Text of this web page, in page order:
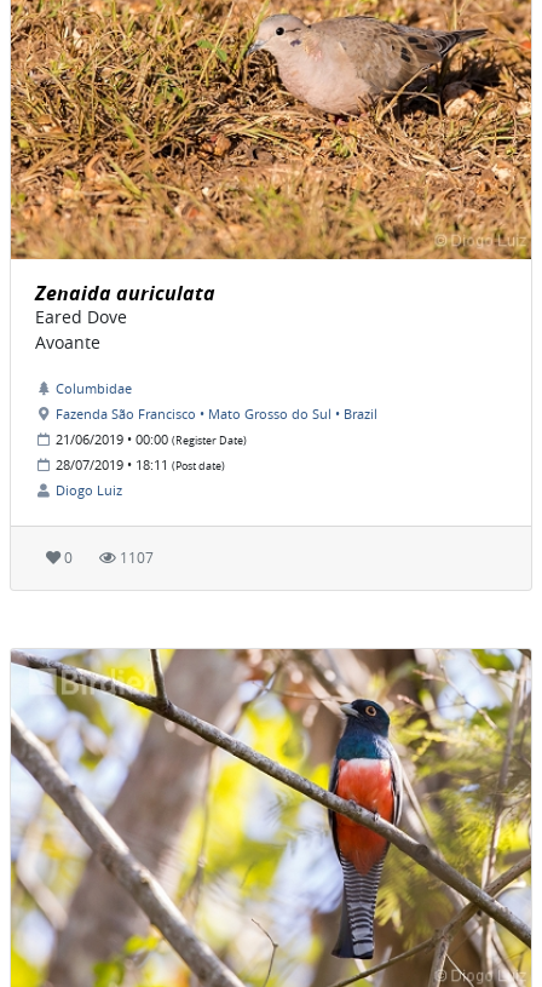
Zenaida auriculata
Eared Dove
Avoante
Columbidae
Fazenda São Francisco • Mato Grosso do Sul • Brazil
21/06/2019 • 00:00 (Register Date)
28/07/2019 • 18:11 (Post date)
Diogo Luiz
0 1107